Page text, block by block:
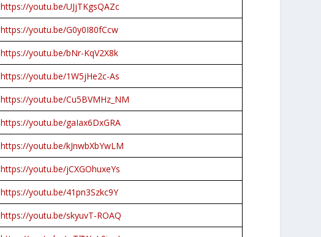
https://youtu.be/UJjTKgsQAZc
https://youtu.be/G0y0I80fCcw
https://youtu.be/bNr-KqV2X8k
https://youtu.be/1W5jHe2c-As
https://youtu.be/Cu5BVMHz_NM
https://youtu.be/gaIax6DxGRA
https://youtu.be/kJnwbXbYwLM
https://youtu.be/jCXGOhuxeYs
https://youtu.be/41pn3Szkc9Y
https://youtu.be/skyuvT-ROAQ